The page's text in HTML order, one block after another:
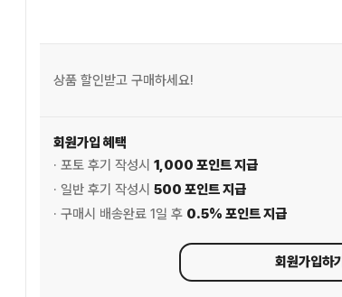
상품 할인받고 구매하세요!
회원가입 혜택
· 포토 후기 작성시 1,000 포인트 지급
· 일반 후기 작성시 500 포인트 지급
· 구매시 배송완료 1일 후 0.5% 포인트 지급
회원가입하기